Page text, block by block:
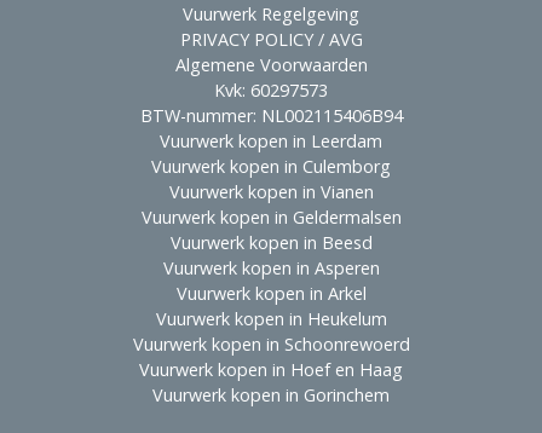
Vuurwerk Regelgeving
PRIVACY POLICY / AVG
Algemene Voorwaarden
Kvk: 60297573
BTW-nummer: NL002115406B94
Vuurwerk kopen in Leerdam
Vuurwerk kopen in Culemborg
Vuurwerk kopen in Vianen
Vuurwerk kopen in Geldermalsen
Vuurwerk kopen in Beesd
Vuurwerk kopen in Asperen
Vuurwerk kopen in Arkel
Vuurwerk kopen in Heukelum
Vuurwerk kopen in Schoonrewoerd
Vuurwerk kopen in Hoef en Haag
Vuurwerk kopen in Gorinchem